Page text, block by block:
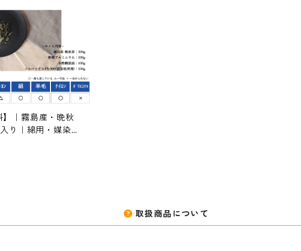
】｜霧島産・晩秋
り｜綿用・媒染剤
取扱商品について